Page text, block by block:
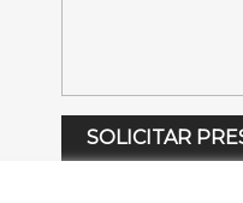
SOLICITAR